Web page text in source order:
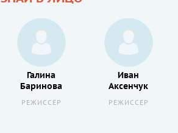
Галина
Баринова
РЕЖИССЕР
Иван
Аксенчук
РЕЖИССЕР